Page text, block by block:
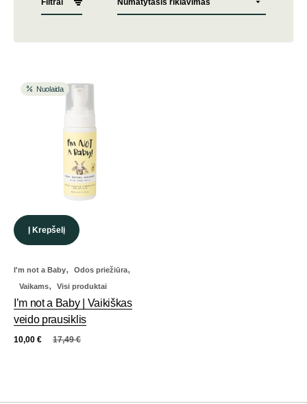
Filtrai
Nuolaida
Į Krepšelį
I'm not a Baby, Odos priežiūra,
Vaikams, Visi produktai
I’m not a Baby | Vaikiškas
veido prausiklis
17,49€
10,00 €